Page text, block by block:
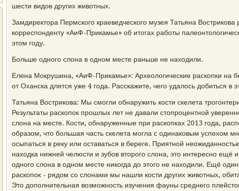
шести видов других животных.
Замдиректора Пермского краеведческого музея Татьяна Вострикова
корреспонденту «АиФ-Прикамье» об итогах работы
этом году.
Больше одного слона в одном месте раньше не находили.
Елена Мокрушина, «АиФ-Прикамье»: Археологические раскопки на
от Оханска длятся уже 4 года. Расскажите, чего удалось добиться в
Татьяна Вострикова: Мы смогли обнаружить кости скелета
Результаты раскопок прошлых лет не давали стопроцентной
слона на месте. Кости, обнаруженные при раскопках 2013 года,
образом, что большая часть скелета могла с одинаковым успехом
осыпаться в реку или оставаться в береге. Приятной
находка нижней челюсти и зубов второго слона, это интересно ещё
одного слона в одном месте никогда до этого не находили. Ещё
раскопок - рядом со слонами мы нашли кости других животных,
Это дополнительная возможность изучения фауны среднего